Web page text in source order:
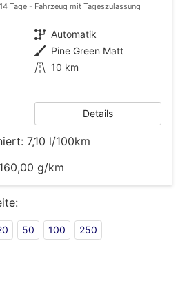
14 Tage Fahrzeug mit Tageszulassung
Getriebe Automatik
Außenfarbe Pine Green Matt
Kilometerstand 10 km
Details
7,10 l/100km
160,00 g/km
50 100 250